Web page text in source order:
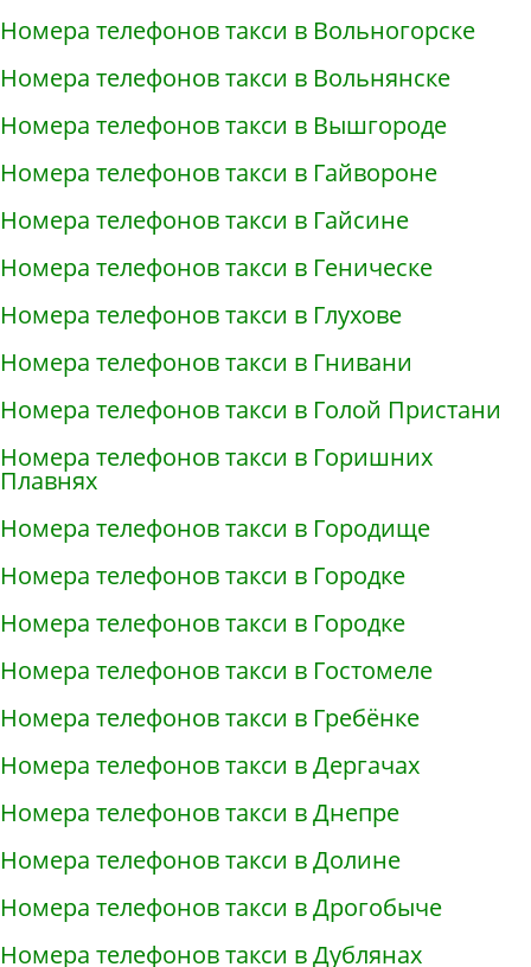
Номера телефонов такси в Вольногорске
Номера телефонов такси в Вольнянске
Номера телефонов такси в Вышгороде
Номера телефонов такси в Гайвороне
Номера телефонов такси в Гайсине
Номера телефонов такси в Геническе
Номера телефонов такси в Глухове
Номера телефонов такси в Гнивани
Номера телефонов такси в Голой Пристани
Номера телефонов такси в Горишних
Плавнях
Номера телефонов такси в Городище
Номера телефонов такси в Городке
Номера телефонов такси в Городке
Номера телефонов такси в Гостомеле
Номера телефонов такси в Гребёнке
Номера телефонов такси в Дергачах
Номера телефонов такси в Днепре
Номера телефонов такси в Долине
Номера телефонов такси в Дрогобыче
Номера телефонов такси в Дублянах